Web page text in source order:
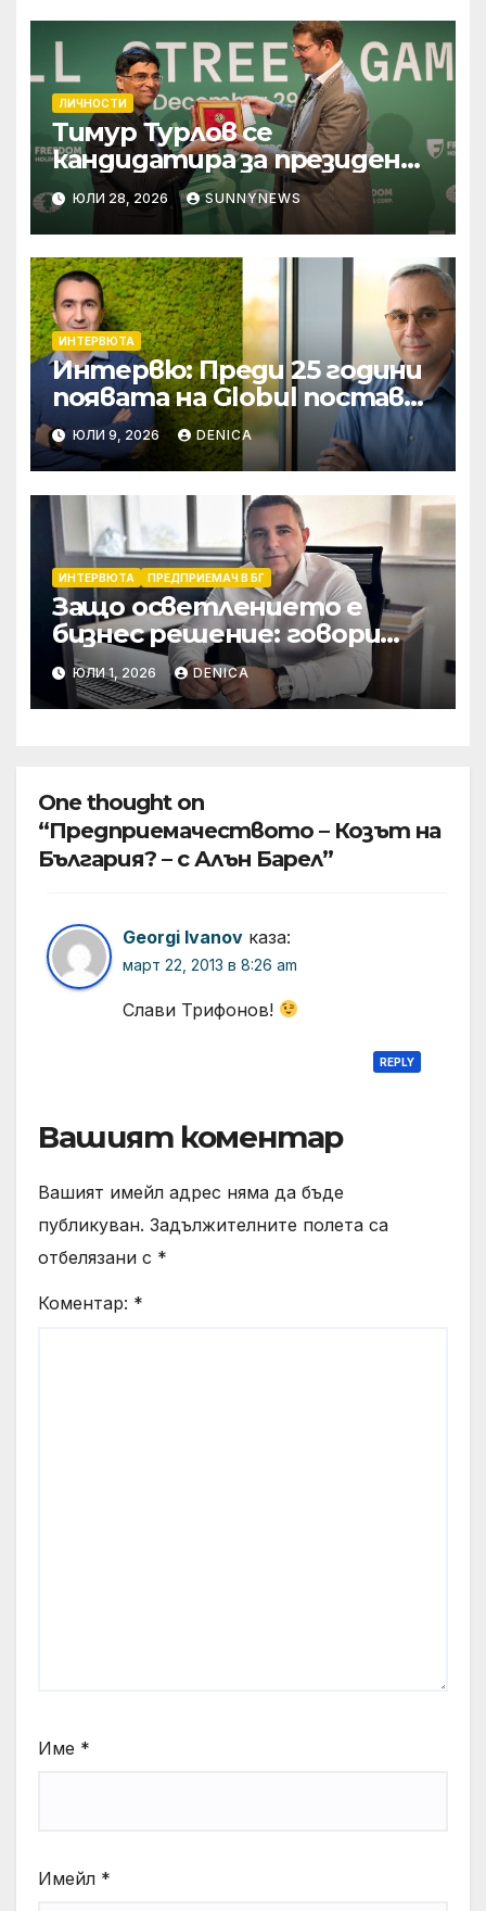
ЛИЧНОСТИ
Тимур Турлов се
кандидатира за президент
на Международната
федерация по шахмат
ЮЛИ 28, 2026 SUNNYNEWS
ИНТЕРВЮТА
Интервю: Преди 25 години
появата на Globul постави
началото на реалната
конкуренция в сектора
ЮЛИ 9, 2026 DENICA
ИНТЕРВЮТА ПРЕДПРИЕМАЧ В БГ
Защо осветлението е
бизнес решение: говори
инж. Самет Исак от Polaris
Lighting
ЮЛИ 1, 2026 DENICA
One thought on
“Предприемачеството – Козът на
България? – с Алън Барел”
Georgi Ivanov каза:
март 22, 2013 в 8:26 am
Слави Трифонов!
REPLY
Вашият коментар
Вашият имейл адрес няма да бъде
публикуван. Задължителните полета са
отбелязани с *
Коментар: *
Име *
Имейл *